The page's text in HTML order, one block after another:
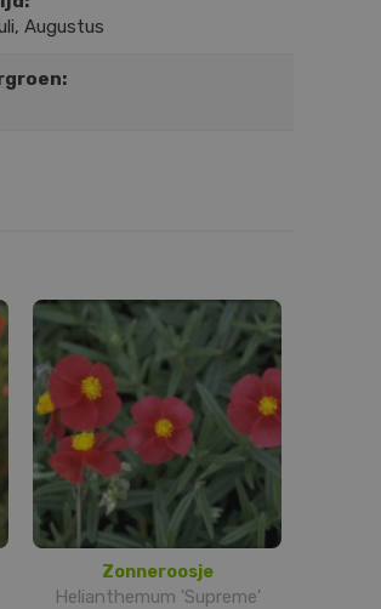
Augustus
Zonneroosje
Helianthemum 'Supreme'